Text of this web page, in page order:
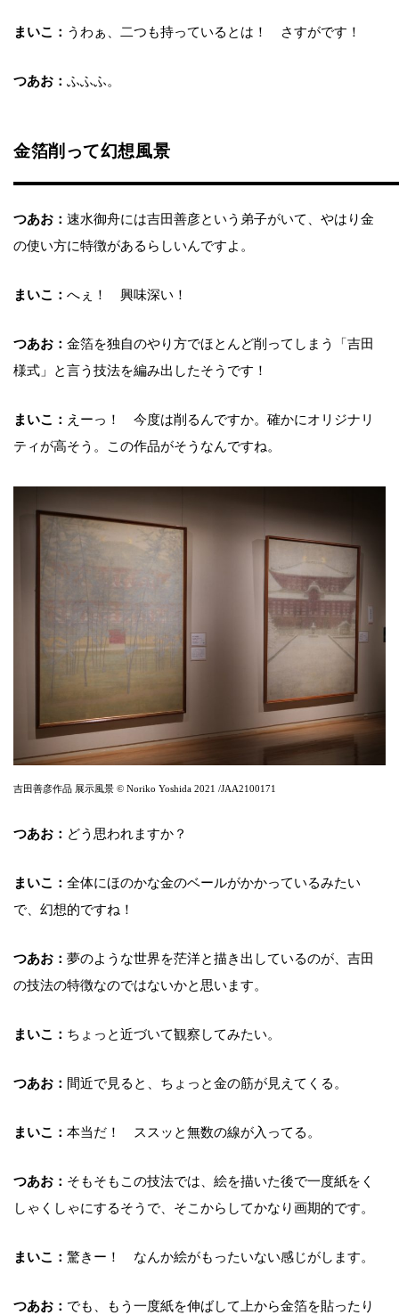
まいこ： うわぁ、二つも持っているとは！ さすがです！
つあお： ふふふ。
金箔削って幻想風景
つあお： 速水御舟には吉田善彦という弟子がいて、やはり金
の使い方に特徴があるらしいんですよ。
まいこ： へぇ！ 興味深い！
つあお： 金箔を独自のやり方でほとんど削ってしまう「吉田
様式」と言う技法を編み出したそうです！
まいこ： えーっ！ 今度は削るんですか。確かにオリジナリ
ティが高そう。この作品がそうなんですね。
吉田善彦作品 展示風景 © Noriko Yoshida 2021 /JAA2100171
つあお： どう思われますか？
まいこ： 全体にほのかな金のベールがかかっているみたい
で、幻想的ですね！
つあお： 夢のような世界を茫洋と描き出しているのが、吉田
の技法の特徴なのではないかと思います。
まいこ： ちょっと近づいて観察してみたい。
つあお： 間近で見ると、ちょっと金の筋が見えてくる。
まいこ： 本当だ！ ススッと無数の線が入ってる。
つあお： そもそもこの技法では、絵を描いた後で一度紙をく
しゃくしゃにするそうで、そこからしてかなり画期的です。
まいこ： 驚きー！ なんか絵がもったいない感じがします。
つあお： でも、もう一度紙を伸ばして上から金箔を貼ったり